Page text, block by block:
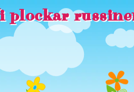
plockar